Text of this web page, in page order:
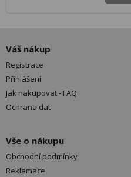
Váš nákup
Registrace
Přihlášení
Jak nakupovat - FAQ
Ochrana dat
Vše o nákupu
Obchodní podmínky
Reklamace